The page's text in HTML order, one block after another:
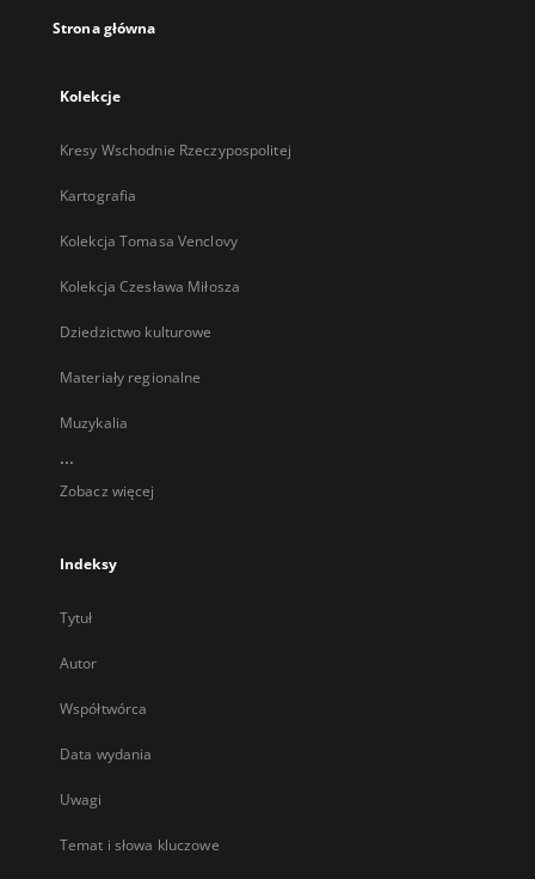
Strona główna
Kolekcje
Kresy Wschodnie Rzeczypospolitej
Kartografia
Kolekcja Tomasa Venclovy
Kolekcja Czesława Miłosza
Dziedzictwo kulturowe
Materiały regionalne
Muzykalia
...
Zobacz więcej
Indeksy
Tytuł
Autor
Współtwórca
Data wydania
Uwagi
Temat i słowa kluczowe